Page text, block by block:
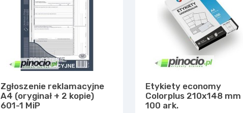
Zgłoszenie reklamacyjne
A4 (oryginał + 2 kopie)
601-1 MiP
Etykiety economy
Colorplus 210x148 mm
100 ark.